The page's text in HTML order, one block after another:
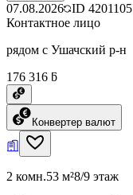
07.08.2026 ID 4201105
Контактное лицо
рядом с Ушачский р-н
176 316 ƃ
Конвертер валют
2 комн.53 м²8/9 этаж